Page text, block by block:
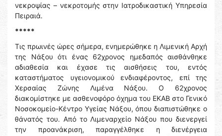
νεκροψίας – νεκροτομής στην Ιατροδικαστική Υπηρεσία
Πειραιά.
*****
Τις πρωινές ώρες σήμερα, ενημερώθηκε η Λιμενική Αρχή
της Νάξου ότι ένας 62χρονος ημεδαπός αισθάνθηκε
αδιαθεσία και έχασε τις αισθήσεις του, εντός
καταστήματος υγειονομικού ενδιαφέροντος, επί της
Χερσαίας Ζώνης Λιμένα Νάξου. Ο 62χρονος
διακομίστηκε με ασθενοφόρο όχημα του ΕΚΑΒ στο Γενικό
Νοσοκομείο-Κέντρο Υγείας Νάξου, όπου διαπιστώθηκε ο
θάνατός του. Από το Λιμεναρχείο Νάξου που διενεργεί
την προανάκριση, παραγγέλθηκε η διενέργεια